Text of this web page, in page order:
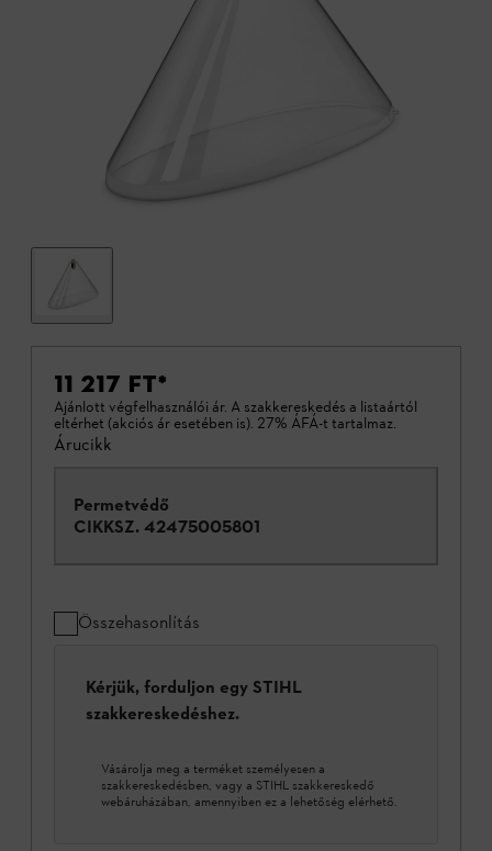
11 217 FT*
Ajánlott végfelhasználói ár. A szakkereskedés a listaártól
eltérhet (akciós ár esetében is). 27% ÁFÁ-t tartalmaz.
Árucikk
Permetvédő
CIKKSZ. 42475005801
Összehasonlítás
Kérjük, forduljon egy STIHL
szakkereskedéshez.
Vásárolja meg a terméket személyesen a
szakkereskedésben, vagy a STIHL szakkereskedő
webáruházában, amennyiben ez a lehetőség elérhető.